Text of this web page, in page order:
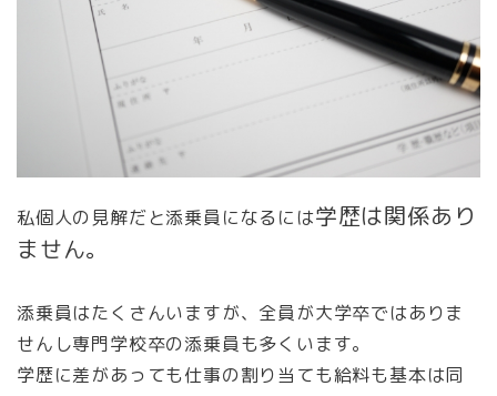
私個人の見解だと添乗員になるには学歴は関係あり
ません。
添乗員はたくさんいますが、全員が大学卒ではありま
せんし専門学校卒の添乗員も多くいます。
学歴に差があっても仕事の割り当ても給料も基本は同